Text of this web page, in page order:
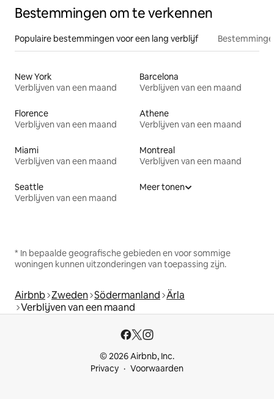
Bestemmingen om te verkennen
Populaire bestemmingen voor een lang verblijf
New York
Verblijven van een maand
Barcelona
Verblijven van een maand
Florence
Verblijven van een maand
Athene
Verblijven van een maand
Miami
Verblijven van een maand
Montreal
Verblijven van een maand
Seattle
Verblijven van een maand
Meer tonen
* In bepaalde geografische gebieden en voor sommige
woningen kunnen uitzonderingen van toepassing zijn.
Airbnb Zweden Södermanland Ärla
Verblijven van een maand
© 2026 Airbnb, Inc.
Privacy
Voorwaarden